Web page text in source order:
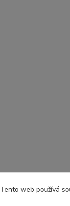
Tento web používá